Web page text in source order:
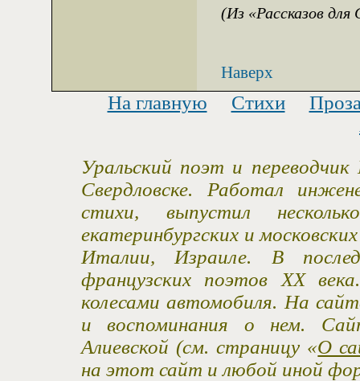
(Из «Рассказов
Наверх
На главную Стихи
Уральский поэт и
Свердловске. Работал
стихи, выпустил
екатеринбургских и
Италии, Израиле. В
французских поэтов XX
колесами автомобиля. На
и воспоминания о нем.
Алиевской (см. страницу «О
на этот сайт и любой иной